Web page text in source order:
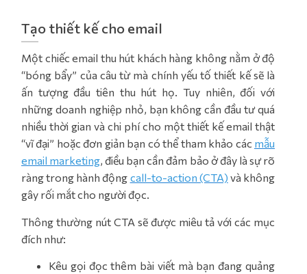
Tạo thiết kế cho email
Một chiếc email thu hút khách hàng không nằm ở độ
“bóng bẩy” của câu từ mà chính yếu tố thiết kế sẽ là
ấn tượng đầu tiên thu hút họ. Tuy nhiên, đối với
những doanh nghiệp nhỏ, bạn không cần đầu tư quá
nhiều thời gian và chi phí cho một thiết kế email thật
“vĩ đại” hoặc đơn giản bạn có thể tham khảo các mẫu
email marketing, điều bạn cần đảm bảo ở đây là sự rõ
ràng trong hành động call-to-action (CTA) và không
gây rối mắt cho người đọc.
Thông thường nút CTA sẽ được miêu tả với các mục
đích như:
Kêu gọi đọc thêm bài viết mà bạn đang quảng